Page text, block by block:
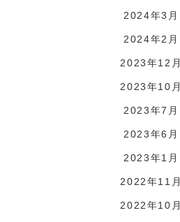
2024年3月
2024年2月
2023年12月
2023年10月
2023年7月
2023年6月
2023年1月
2022年11月
2022年10月